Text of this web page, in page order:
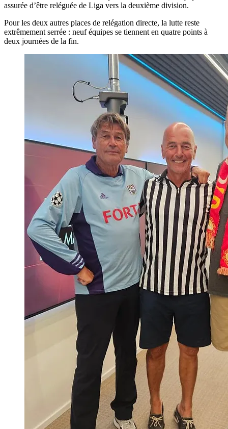
assurée d’être reléguée de Liga vers la deuxième division.
Pour les deux autres places de relégation directe, la lutte reste
extrêmement serrée : neuf équipes se tiennent en quatre points à
deux journées de la fin.